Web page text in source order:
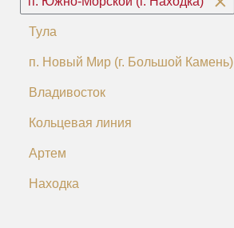
Тула
п. Новый Мир (г. Большой Камень)
Владивосток
Кольцевая линия
Артем
Находка